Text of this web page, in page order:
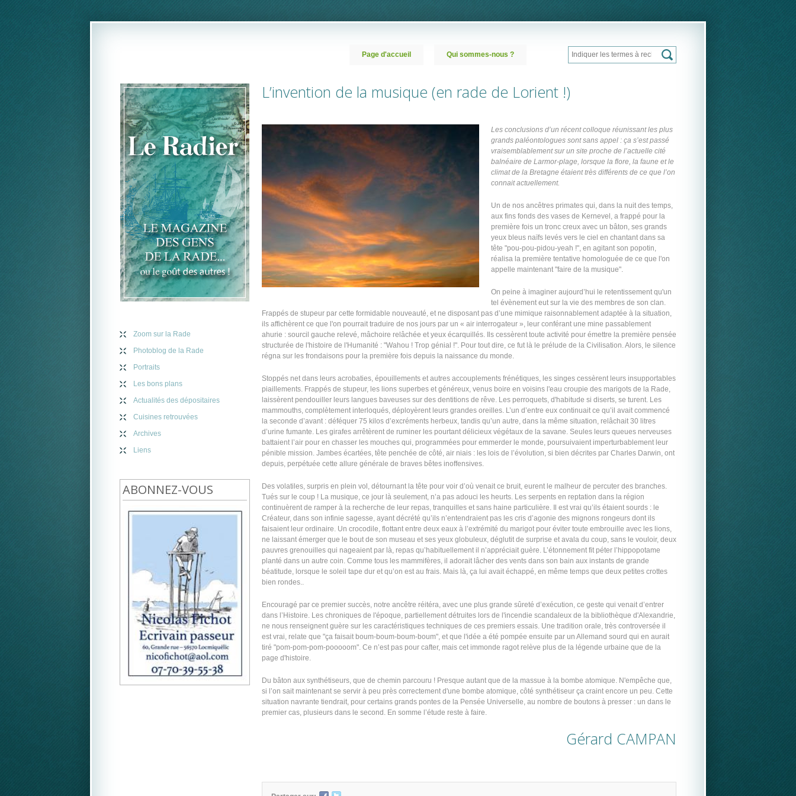
Formulaire de recherche
Rechercher
Page d'accueil Qui sommes-nous ?
Zoom sur la Rade
Photoblog de la Rade
Portraits
Les bons plans
Actualités des dépositaires
Cuisines retrouvées
Archives
Liens
ABONNEZ-VOUS
L’invention de la musique (en rade de Lorient !)
Les conclusions d’un récent colloque réunissant les plus
grands paléontologues sont sans appel : ça s’est passé
vraisemblablement sur un site proche de l’actuelle cité
balnéaire de Larmor-plage, lorsque la flore, la faune et le
climat de la Bretagne étaient très différents de ce que l’on
connait actuellement.
Un de nos ancêtres primates qui, dans la nuit des temps,
aux fins fonds des vases de Kernevel, a frappé pour la
première fois un tronc creux avec un bâton, ses grands
yeux bleus naïfs levés vers le ciel en chantant dans sa
tête "pou-pou-pidou-yeah !", en agitant son popotin,
réalisa la première tentative homologuée de ce que l'on
appelle maintenant "faire de la musique".
On peine à imaginer aujourd’hui le retentissement qu'un
tel évènement eut sur la vie des membres de son clan.
Frappés de stupeur par cette formidable nouveauté, et ne disposant pas d’une mimique raisonnablement adaptée à la situation,
ils affichèrent ce que l'on pourrait traduire de nos jours par un « air interrogateur », leur conférant une mine passablement
ahurie : sourcil gauche relevé, mâchoire relâchée et yeux écarquillés. Ils cessèrent toute activité pour émettre la première pensée
structurée de l'histoire de l'Humanité : "Wahou ! Trop génial !". Pour tout dire, ce fut là le prélude de la Civilisation. Alors, le silence
régna sur les frondaisons pour la première fois depuis la naissance du monde.
Stoppés net dans leurs acrobaties, épouillements et autres accouplements frénétiques, les singes cessèrent leurs insupportables
piaillements. Frappés de stupeur, les lions superbes et généreux, venus boire en voisins l'eau croupie des marigots de la Rade,
laissèrent pendouiller leurs langues baveuses sur des dentitions de rêve. Les perroquets, d'habitude si diserts, se turent. Les
mammouths, complètement interloqués, déployèrent leurs grandes oreilles. L’un d’entre eux continuait ce qu’il avait commencé
la seconde d’avant : déféquer 75 kilos d’excréments herbeux, tandis qu’un autre, dans la même situation, relâchait 30 litres
d’urine fumante. Les girafes arrêtèrent de ruminer les pourtant délicieux végétaux de la savane. Seules leurs queues nerveuses
battaient l’air pour en chasser les mouches qui, programmées pour emmerder le monde, poursuivaient imperturbablement leur
pénible mission. Jambes écartées, tête penchée de côté, air niais : les lois de l’évolution, si bien décrites par Charles Darwin, ont
depuis, perpétuée cette allure générale de braves bêtes inoffensives.
Des volatiles, surpris en plein vol, détournant la tête pour voir d’où venait ce bruit, eurent le malheur de percuter des branches.
Tués sur le coup ! La musique, ce jour là seulement, n’a pas adouci les heurts. Les serpents en reptation dans la région
continuèrent de ramper à la recherche de leur repas, tranquilles et sans haine particulière. Il est vrai qu’ils étaient sourds : le
Créateur, dans son infinie sagesse, ayant décrété qu’ils n’entendraient pas les cris d’agonie des mignons rongeurs dont ils
faisaient leur ordinaire. Un crocodile, flottant entre deux eaux à l’extrémité du marigot pour éviter toute embrouille avec les lions,
ne laissant émerger que le bout de son museau et ses yeux globuleux, déglutit de surprise et avala du coup, sans le vouloir, deux
pauvres grenouilles qui nageaient par là, repas qu’habituellement il n’appréciait guère. L’étonnement fit péter l’hippopotame
planté dans un autre coin. Comme tous les mammifères, il adorait lâcher des vents dans son bain aux instants de grande
béatitude, lorsque le soleil tape dur et qu’on est au frais. Mais là, ça lui avait échappé, en même temps que deux petites crottes
bien rondes..
Encouragé par ce premier succès, notre ancêtre réitéra, avec une plus grande sûreté d’exécution, ce geste qui venait d’entrer
dans l’Histoire. Les chroniques de l'époque, partiellement détruites lors de l'incendie scandaleux de la bibliothèque d'Alexandrie,
ne nous renseignent guère sur les caractéristiques techniques de ces premiers essais. Une tradition orale, très controversée il
est vrai, relate que "ça faisait boum-boum-boum-boum", et que l'idée a été pompée ensuite par un Allemand sourd qui en aurait
tiré "pom-pom-pom-pooooom". Ce n’est pas pour cafter, mais cet immonde ragot relève plus de la légende urbaine que de la
page d'histoire.
Du bâton aux synthétiseurs, que de chemin parcouru ! Presque autant que de la massue à la bombe atomique. N'empêche que,
si l’on sait maintenant se servir à peu près correctement d'une bombe atomique, côté synthétiseur ça craint encore un peu. Cette
situation navrante tiendrait, pour certains grands pontes de la Pensée Universelle, au nombre de boutons à presser : un dans le
premier cas, plusieurs dans le second. En somme l’étude reste à faire.
Gérard CAMPAN